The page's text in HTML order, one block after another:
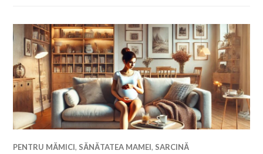
PENTRU MĂMICI, SĂNĂTATEA MAMEI, SARCINĂ